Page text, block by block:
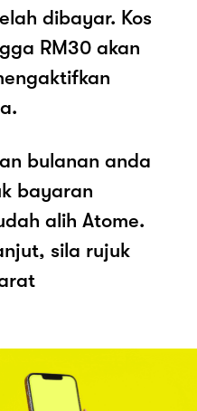
dibayar. Kos
RM30 akan
bulanan anda
bayaran
alih Atome.
sila rujuk